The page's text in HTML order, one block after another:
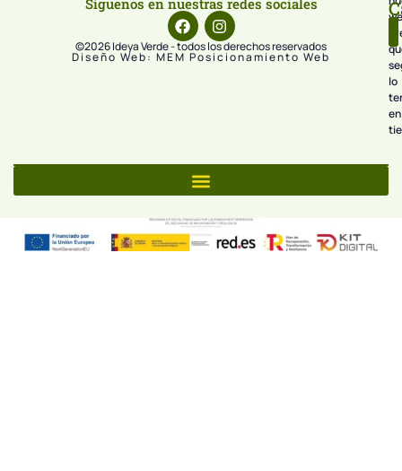
Síguenos en nuestras redes sociales
©2026 Ideya Verde - todos los derechos reservados
Diseño Web: MEM Posicionamiento Web
lo
en